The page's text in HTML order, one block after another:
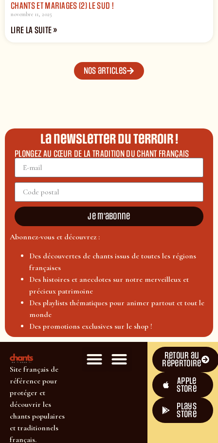
CHANTS ET MARIAGES (2) LE SUD !
novembre 11, 2025
LIRE LA SUITE »
Nos articles
La newsletter du terroir !
PLONGEZ AU CŒUR DE LA TRADITION DU CHANT FRANÇAIS
Je m'abonne
Abonnez-vous et découvrez :
Des découvertes de chants issus de toutes les régions
françaises
Des histoires et anecdotes sur notre merveilleux et
précieux patrimoine
Des playlists thématiques pour animer partout et tout le
monde
Des promotions exclusives sur le shop !
Site français de
référence pour
protéger et
découvrir les
chants populaires
et traditionnels
français.
Retour au
répertoire
Apple
Store
plays
store